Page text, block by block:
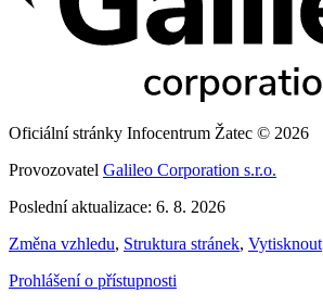
Oficiální stránky Infocentrum Žatec © 2026
Provozovatel Galileo Corporation s.r.o.
Poslední aktualizace: 6. 8. 2026
Změna vzhledu, Struktura stránek, Vytisknout
Prohlášení o přístupnosti